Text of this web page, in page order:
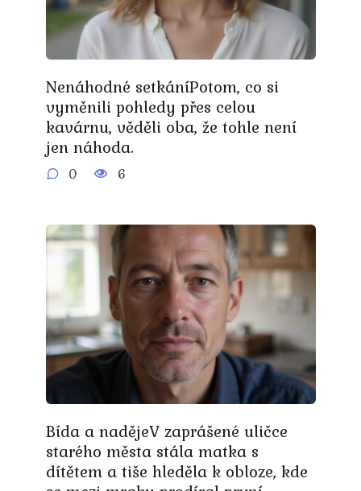
Nenáhodné setkáníPotom, co si
vyměnili pohledy přes celou
kavárnu, věděli oba, že tohle není
jen náhoda.
0 6
Bída a nadějeV zaprášené uličce
starého města stála matka s
dítětem a tiše hleděla k obloze, kde